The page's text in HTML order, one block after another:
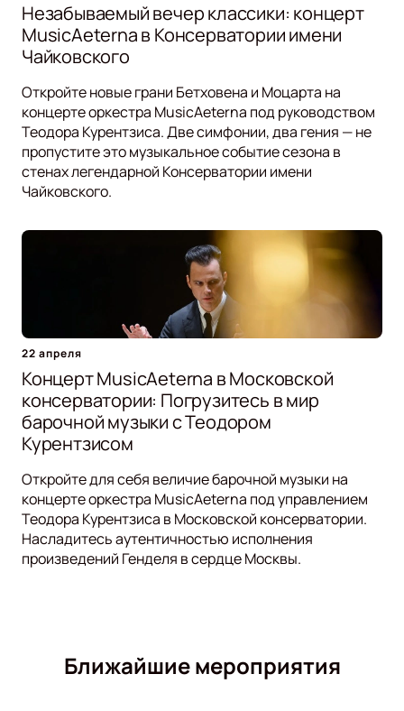
Незабываемый вечер классики: концерт
MusicAeterna в Консерватории имени
Чайковского
Откройте новые грани Бетховена и Моцарта на
концерте оркестра MusicAeterna под руководством
Теодора Курентзиса. Две симфонии, два гения — не
пропустите это музыкальное событие сезона в
стенах легендарной Консерватории имени
Чайковского.
22 апреля
Концерт MusicAeterna в Московской
консерватории: Погрузитесь в мир
барочной музыки с Теодором
Курентзисом
Откройте для себя величие барочной музыки на
концерте оркестра MusicAeterna под управлением
Теодора Курентзиса в Московской консерватории.
Насладитесь аутентичностью исполнения
произведений Генделя в сердце Москвы.
Ближайшие мероприятия